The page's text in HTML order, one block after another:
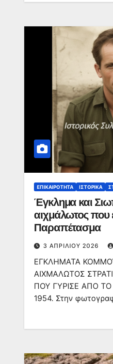
ΕΠΙΚΑΙΡΌΤΗΤΑ ΙΣΤΟΡΙΚΆ
Έγκλημα και
αιχμάλωτος
Παραπέτασμα
3 ΑΠΡΙΛΊΟΥ 2026
ΕΓΚΛΗΜΑΤΑ
ΑΙΧΜΑΛΩΤΟΣ
ΠΟΥ ΓΥΡΙΣΕ ΑΠΟ
1954. Στην